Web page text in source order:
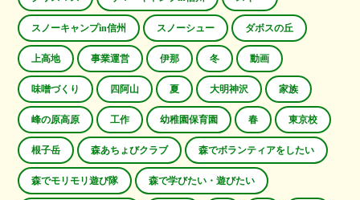
スノーキャンプin信州 スノーシュー ダボスの丘
上高地 事業運営 伊那 冬 動画
味噌づくり 四阿山 夏 大明神沢 家族
峰の原高原 工作 幼稚園保育園 春 東京校
根子岳 森あちょびクラブ 森でボランティアをしたい
森でモリモリ遊び隊 森で学びたい・遊びたい